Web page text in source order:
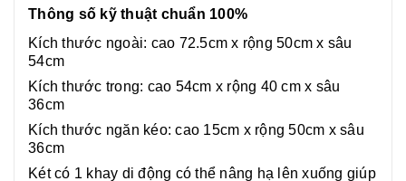
Thông số kỹ thuật chuẩn 100%
Kích thước ngoài: cao 72.5cm x rộng 50cm x sâu
54cm
Kích thước trong: cao 54cm x rộng 40 cm x sâu
36cm
Kích thước ngăn kéo:cao 15cm x rộng 50cm x sâu
36cm
Két có 1 khay di động có thể nâng hạ lên xuống giúp